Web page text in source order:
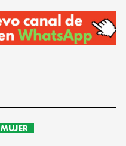
MUJER